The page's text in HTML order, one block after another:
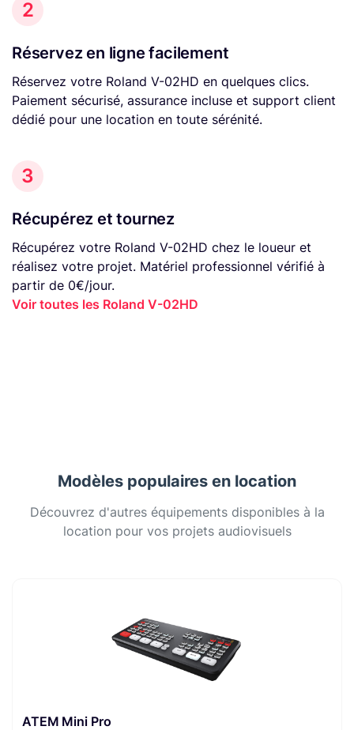
2
Réservez en ligne facilement
Réservez votre Roland V-02HD en quelques clics.
Paiement sécurisé, assurance incluse et support client
dédié pour une location en toute sérénité.
3
Récupérez et tournez
Récupérez votre Roland V-02HD chez le loueur et
réalisez votre projet. Matériel professionnel vérifié à
partir de 0€/jour.
Voir toutes les Roland V-02HD
Modèles populaires en location
Découvrez d'autres équipements disponibles à la
location pour vos projets audiovisuels
ATEM Mini Pro